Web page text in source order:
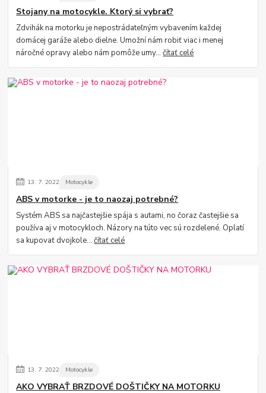
Stojany na motocykle. Ktorý si vybrať?
Zdvihák na motorku je nepostrádateľným vybavením každej
domácej garáže alebo dielne. Umožní nám robiť viac i menej
náročné opravy alebo nám pomôže umy...čítať celé
13. 7. 2022 Motocykle
ABS v motorke - je to naozaj potrebné?
Systém ABS sa najčastejšie spája s autami, no čoraz častejšie sa
používa aj v motocykloch. Názory na túto vec sú rozdelené. Oplatí
sa kupovať dvojkole...čítať celé
13. 7. 2022 Motocykle
AKO VYBRAŤ BRZDOVÉ DOŠTIČKY NA MOTORKU